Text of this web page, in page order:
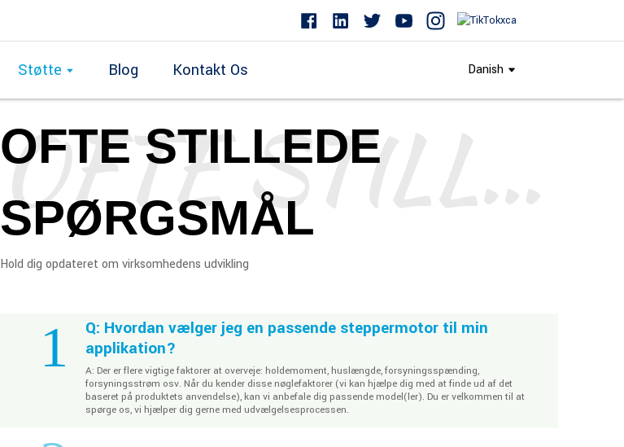
Støtte Blog Kontakt Os Danish
OFTE STILLEDE
SPØRGSMÅL
Hold dig opdateret om virksomhedens udvikling
1
Q: Hvordan vælger jeg en passende steppermotor til min
applikation?
A: Der er flere vigtige faktorer at overveje: holdemoment, huslængde, forsyningsspænding,
forsyningsstrøm osv. Når du kender disse nøglefaktorer (vi kan hjælpe dig med at finde ud af det
baseret på produktets anvendelse), kan vi anbefale dig passende model(ler). Du er velkommen til at
spørge os, vi hjælper dig gerne med udvælgelsesprocessen.